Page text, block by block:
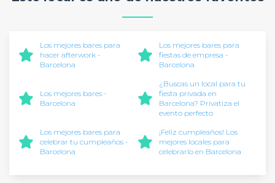
Los mejores bares para
hacer afterwork -
Barcelona
Los mejores bares para
fiestas de empresa -
Barcelona
Los mejores bares -
Barcelona
¿Buscas un local para tu
fiesta privada en
Barcelona? Privatiza el
evento perfecto
Los mejores bares para
celebrar tu cumpleaños -
Barcelona
¡Feliz cumpleaños! Los
mejores locales para
celebrarlo en Barcelona